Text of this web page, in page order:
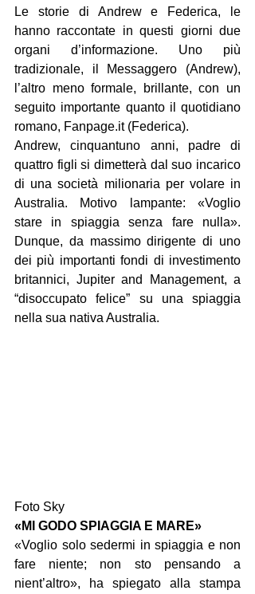
Le storie di Andrew e Federica, le
hanno raccontate in questi giorni due
organi d’informazione. Uno più
tradizionale, il Messaggero (Andrew),
l’altro meno formale, brillante, con un
seguito importante quanto il quotidiano
romano, Fanpage.it (Federica).
Andrew, cinquantuno anni, padre di
quattro figli si dimetterà dal suo incarico
di una società milionaria per volare in
Australia. Motivo lampante: «Voglio
stare in spiaggia senza fare nulla».
Dunque, da massimo dirigente di uno
dei più importanti fondi di investimento
britannici, Jupiter and Management, a
“disoccupato felice” su una spiaggia
nella sua nativa Australia.
Foto Sky
«MI GODO SPIAGGIA E MARE»
«Voglio solo sedermi in spiaggia e non
fare niente; non sto pensando a
nient’altro», ha spiegato alla stampa